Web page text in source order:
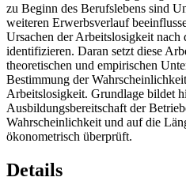
zu Beginn des Berufslebens sind
weiteren Erwerbsverlauf
Ursachen der Arbeitslosigkeit nach
identifizieren. Daran setzt diese
theoretischen und empirischen
Bestimmung der
Arbeitslosigkeit. Grundlage bildet
Ausbildungsbereitschaft der
Wahrscheinlichkeit und auf die
ökonometrisch überprüft.
Details